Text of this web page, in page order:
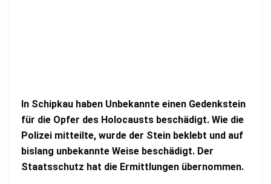
In Schipkau haben Unbekannte einen Gedenkstein
für die Opfer des Holocausts beschädigt. Wie die
Polizei mitteilte, wurde der Stein beklebt und auf
bislang unbekannte Weise beschädigt. Der
Staatsschutz hat die Ermittlungen übernommen.